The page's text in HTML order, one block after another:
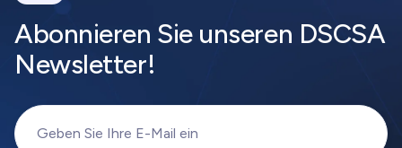
Abonnieren Sie unseren DSCSA
Newsletter!